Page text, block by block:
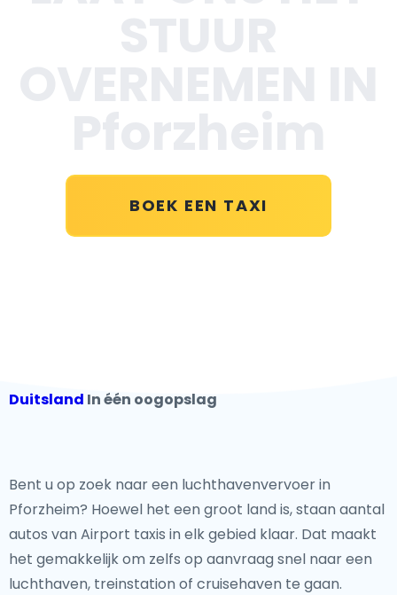
BOEK EEN TAXI
Duitsland In één oogopslag
Bent u op zoek naar een luchthavenvervoer in
Pforzheim? Hoewel het een groot land is, staan aantal
autos van Airport taxis in elk gebied klaar. Dat maakt
het gemakkelijk om zelfs op aanvraag snel naar een
luchthaven, treinstation of cruisehaven te gaan.